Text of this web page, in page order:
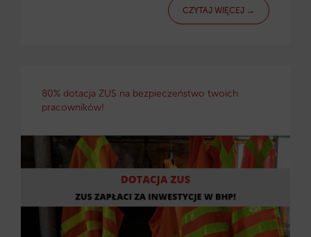
CZYTAJ WIĘCEJ →
80% dotacja ZUS na bezpieczeństwo twoich
pracowników!